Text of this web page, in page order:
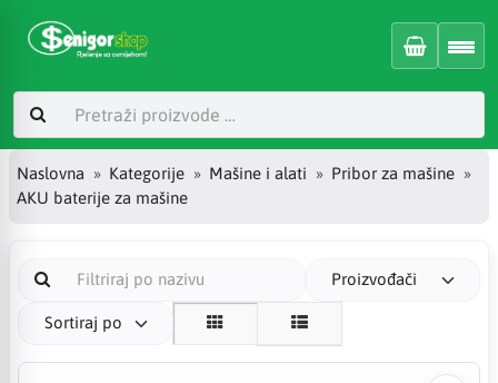
Naslovna Kategorije Mašine i alati
Pribor za mašine
AKU baterije za mašine
Proizvođači
Sortiraj po